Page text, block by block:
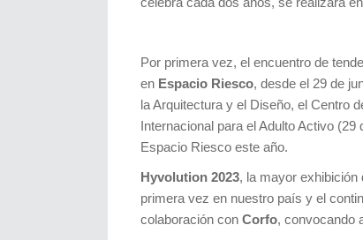
Por primera vez, el encuentro de
en Espacio Riesco, desde el 29 de
la Arquitectura y el Diseño, el Centro
Internacional para el Adulto Activo
Espacio Riesco este año.
Hyvolution 2023, la mayor exhibición
primera vez en nuestro país y el
colaboración con Corfo, convocando